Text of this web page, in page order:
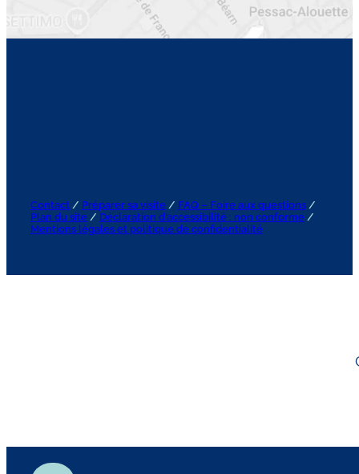
Contact / Préparer sa visite / FAQ – Foire aux questions /
Plan du site / Déclaration d’accessibilité : non conforme /
Mentions légales et politique de confidentialité